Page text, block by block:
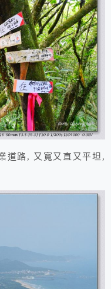
道路, 又寬又直又平坦,